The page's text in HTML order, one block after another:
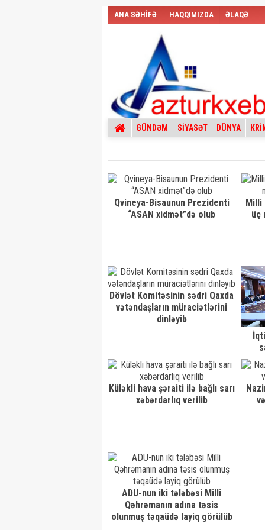
ANA SƏHİFƏ HAQQIMIZDA ƏLAQƏ
GÜNDƏM SİYASƏT DÜNYA
Qvineya-Bisaunun Prezidenti
“ASAN xidmət”də olub
Milli
üç
Dövlət Komitəsinin sədri Qaxda
vətəndaşların müraciətlərini
dinləyib
Küləkli hava şəraiti ilə bağlı sarı
xəbərdarlıq verilib
ADU-nun iki tələbəsi Milli
Qəhrəmanın adına təsis
olunmuş təqaüdə layiq görülüb